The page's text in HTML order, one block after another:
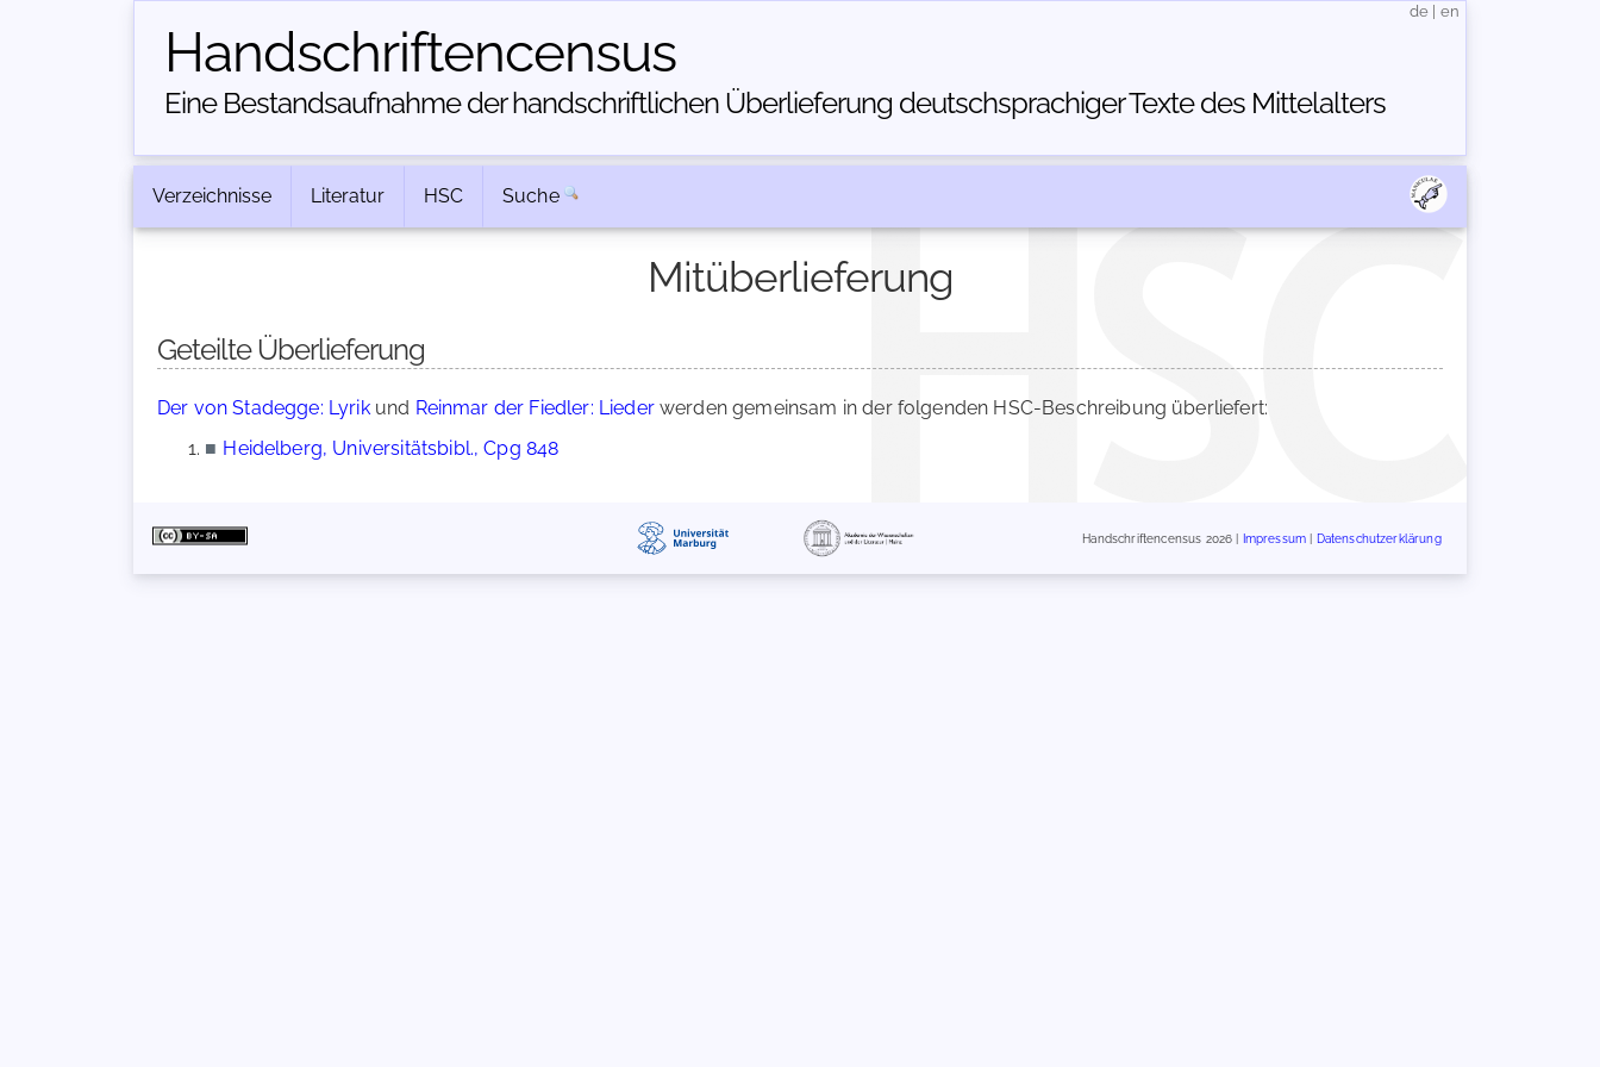
Handschriften­census
Eine Bestandsaufnahme der handschriftlichen Über­lieferung deutschsprachiger Texte des Mittelalters
de en
Verzeichnisse Literatur HSC Suche
Mitüberlieferung
Geteilte Überlieferung
Der von Stadegge: Lyrikund Reinmar der Fiedler: Liederwerden gemeinsam in der folgenden HSC-Beschreibung überliefert:
■ Heidelberg, Universitätsbibl., Cpg 848
Handschriftencensus 2026 | Impressum Datenschutzerklärung